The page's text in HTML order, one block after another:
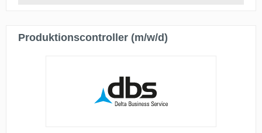
Produktionscontroller (m/w/d)